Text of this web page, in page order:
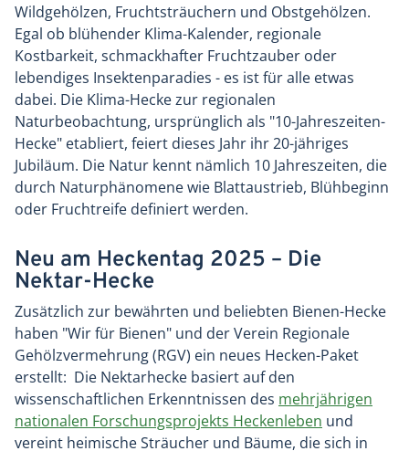
Wildgehölzen, Fruchtsträuchern und Obstgehölzen.
Egal ob blühender Klima-Kalender, regionale
Kostbarkeit, schmackhafter Fruchtzauber oder
lebendiges Insektenparadies - es ist für alle etwas
dabei. Die Klima-Hecke zur regionalen
Naturbeobachtung, ursprünglich als "10-Jahreszeiten-
Hecke" etabliert, feiert dieses Jahr ihr 20-jähriges
Jubiläum. Die Natur kennt nämlich 10 Jahreszeiten, die
durch Naturphänomene wie Blattaustrieb, Blühbeginn
oder Fruchtreife definiert werden.
Neu am Heckentag 2025 – Die
Nektar-Hecke
Zusätzlich zur bewährten und beliebten Bienen-Hecke
haben "Wir für Bienen" und der Verein Regionale
Gehölzvermehrung (RGV) ein neues Hecken-Paket
erstellt: Die Nektarhecke basiert auf den
wissenschaftlichen Erkenntnissen des mehrjährigen
nationalen Forschungsprojekts Heckenleben und
vereint heimische Sträucher und Bäume, die sich in